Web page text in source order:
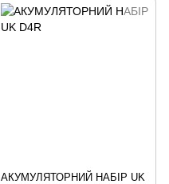
АКУМУЛЯТОРНИЙ НАБІР UK